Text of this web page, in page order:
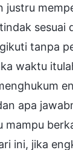
justru
sesuai
tanpa
waktu
apa
mampu
ini, jika